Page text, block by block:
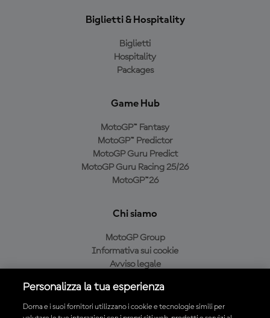
Biglietti & Hospitality
Biglietti
Hospitality
Packages
Game Hub
MotoGP™ Fantasy
MotoGP™ Predictor
MotoGP Guru Predict
MotoGP Guru Racing 25/26
MotoGP™26
Chi siamo
MotoGP Group
Informativa sui cookie
Avviso legale
Condizioni di acquisto
Personalizza la tua esperienza
Dorna e i suoi fornitori utilizzano i cookie e tecnologie simili per